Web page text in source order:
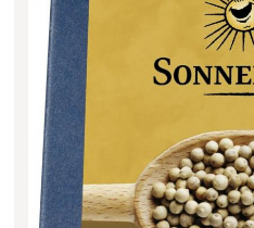
Fleischerei Hüthmayr
Hofladen Hoffelner
Kuglbauer - Familie Bischof
La Toscana Anita Wolf e.U.
Söllradls Naturkostladen
Stiftsgärtnerei